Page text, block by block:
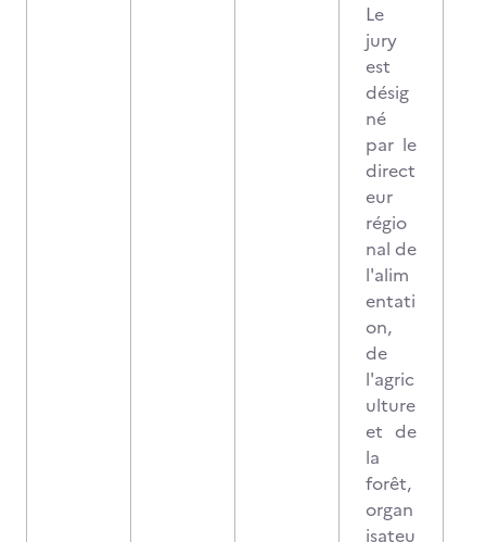
Le
jury
est
désig
né
par le
direct
eur
régio
nal de
l'alim
entati
on,
de
l'agric
ulture
et de
la
forêt,
organ
isateu